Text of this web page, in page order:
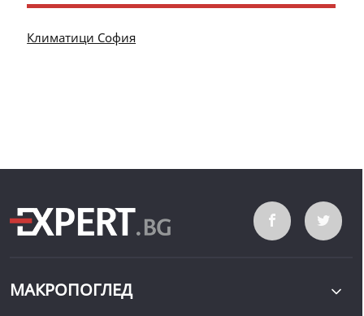
Климатици София
МАКРОПОГЛЕД